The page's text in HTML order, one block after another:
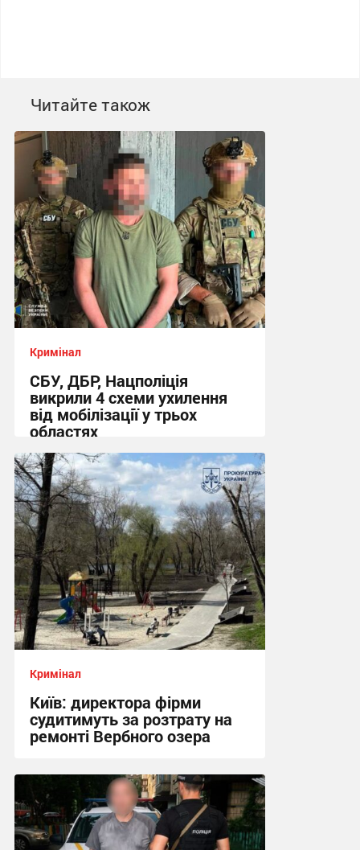
Читайте також
Кримінал
СБУ, ДБР, Нацполіція
викрили 4 схеми ухилення
від мобілізації у трьох
областях
13:48 сьогодні
Кримінал
Київ: директора фірми
судитимуть за розтрату на
ремонті Вербного озера
11:18 сьогодні